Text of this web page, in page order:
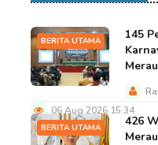
BERITA UTAMA
145
06 Aug 2026 15:34
BERITA UTAMA
426